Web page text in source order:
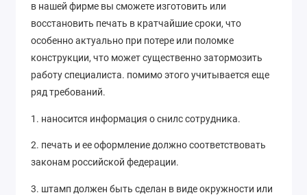
в нашей фирме вы сможете изготовить или
восстановить печать в кратчайшие сроки, что
особенно актуально при потере или поломке
конструкции, что может существенно затормозить
работу специалиста. помимо этого учитывается еще
ряд требований.
1. наносится информация о снилс сотрудника.
2. печать и ее оформление должно соответствовать
законам российской федерации.
3. штамп должен быть сделан в виде окружности или